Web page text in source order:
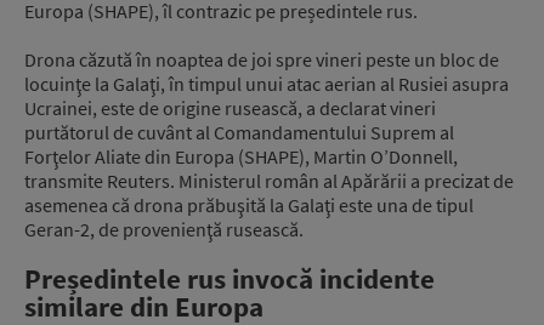
Europa (SHAPE), îl contrazic pe președintele rus.
Drona căzută în noaptea de joi spre vineri peste un bloc de
locuinţe la Galaţi, în timpul unui atac aerian al Rusiei asupra
Ucrainei, este de origine rusească, a declarat vineri
purtătorul de cuvânt al Comandamentului Suprem al
Forţelor Aliate din Europa (SHAPE), Martin O’Donnell,
transmite Reuters. Ministerul român al Apărării a precizat de
asemenea că drona prăbuşită la Galaţi este una de tipul
Geran-2, de provenienţă rusească.
Președintele rus invocă incidente
similare din Europa